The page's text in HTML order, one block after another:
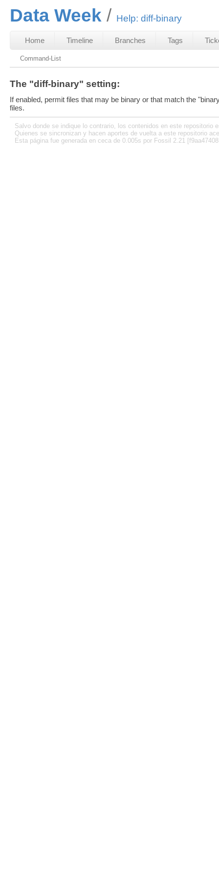
Data Week Help: diff-binary
Home Timeline Branches Tags
Command-List
The "diff-binary" setting:
If enabled, permit files that may be binary or that match the
files.
Salvo donde se indique lo contrario, los contenidos en este repositorio
Quienes se sincronizan y hacen aportes de vuelta a este repositorio
Esta página fue generada en ceca de 0.005s por Fossil 2.21